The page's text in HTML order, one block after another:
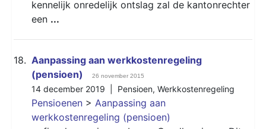
kennelijk onredelijk ontslag zal de kantonrechter
een ...
18. Aanpassing aan werkkostenregeling
(pensioen)
26 november 2015
14 december 2019 | Pensioen, Werkkostenregeling
Pensioenen > Aanpassing aan
werkkostenregeling (pensioen)